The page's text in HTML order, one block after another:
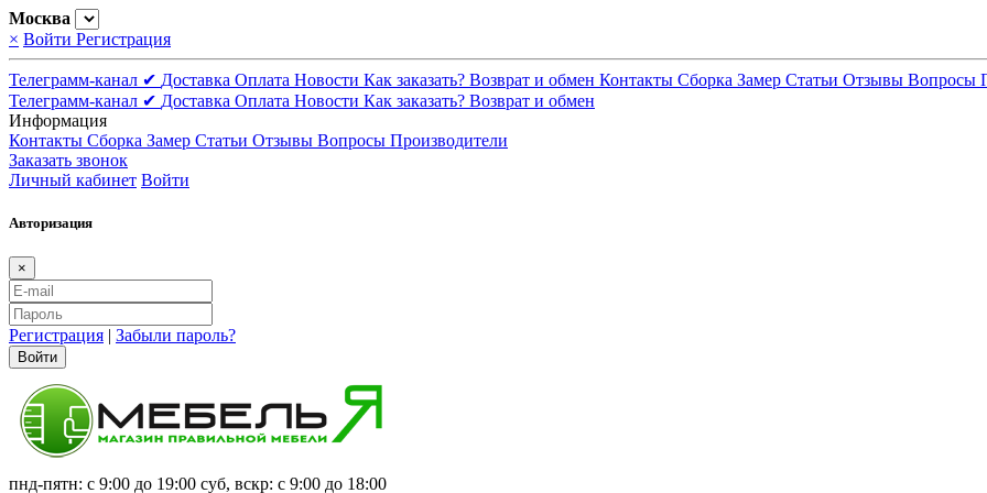
Москва
× Войти Регистрация
Телеграмм-канал ✔ Доставка Оплата Новости Как заказать? Возврат и обмен Контакты Сборка Замер Статьи Отзывы Вопросы
Телеграмм-канал ✔ Доставка Оплата Новости Как заказать? Возврат и обмен
Информация
Контакты Сборка Замер Статьи Отзывы Вопросы Производители
Заказать звонок
Личный кабинет Войти
Авторизация
×
Регистрация | Забыли пароль?
Войти
пнд-пятн: с 9:00 до 19:00 суб, вскр: с 9:00 до 18:00